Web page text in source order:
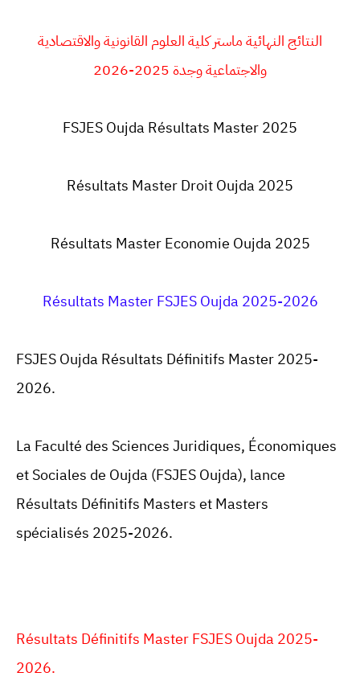
النتائج النهائية ماستر كلية العلوم القانونية والاقتصادية
والاجتماعية وجدة 2025-2026
FSJES Oujda Résultats Master 2025
Résultats Master Droit Oujda 2025
Résultats Master Economie Oujda 2025
Résultats Master FSJES Oujda 2025-2026
FSJES Oujda Résultats Définitifs Master 2025-
2026.
La Faculté des Sciences Juridiques, Économiques
et Sociales de Oujda(FSJES Oujda), lance
Résultats Définitifs Masters et Masters
spécialisés 2025-2026.
Résultats Définitifs Master FSJES Oujda 2025-
2026.